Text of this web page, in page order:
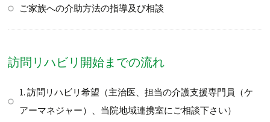
ご家族への介助方法の指導及び相談
訪問リハビリ開始までの流れ
1. 訪問リハビリ希望（主治医、担当の介護支援専門員（ケ
アーマネジャー）、当院地域連携室にご相談下さい）